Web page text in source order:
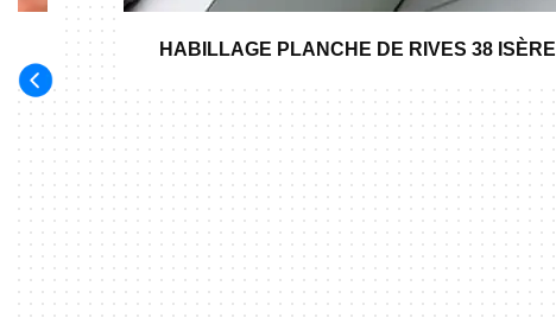
HABILLAGE PLANCHE DE RIVES 38 ISÈRE